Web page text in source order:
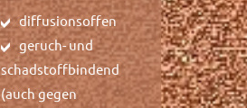
diffusionsoffen
geruch- und
schadstoffbindend
(auch gegen